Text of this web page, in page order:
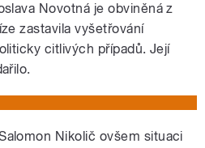
Novotná je obviněná z
zastavila vyšetřování
citlivých případů. Její
Nikolič ovšem situaci